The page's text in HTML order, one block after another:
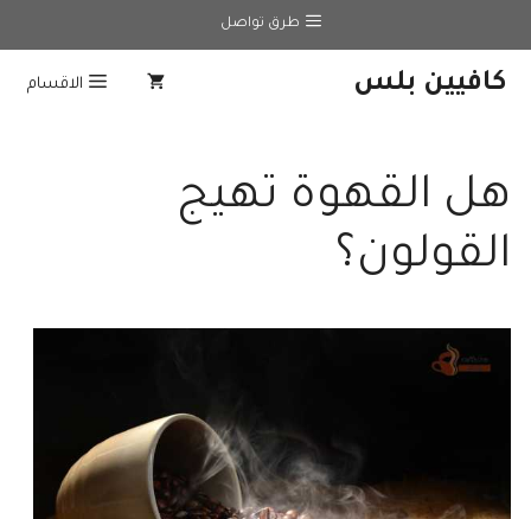
المحتوى
طرق تواصل
كافيين بلس الاقسام
هل القهوة تهيج
القولون؟